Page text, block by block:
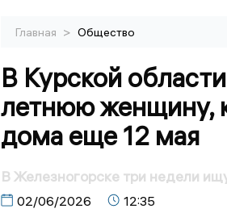
Главная > Общество
В Курской
летнюю женщину,
дома еще 12 мая
В Железногорске три недели
02/06/2026 12:35